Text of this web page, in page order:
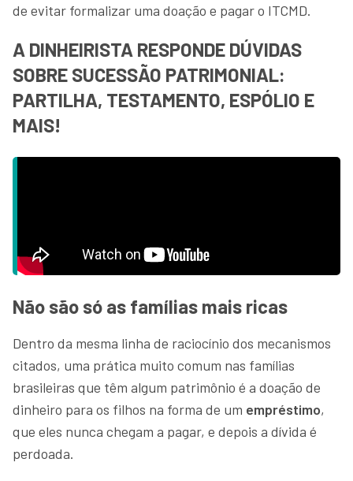
de evitar formalizar uma doação e pagar o ITCMD.
A DINHEIRISTA RESPONDE DÚVIDAS
SOBRE SUCESSÃO PATRIMONIAL:
PARTILHA, TESTAMENTO, ESPÓLIO E
MAIS!
Não são só as famílias mais ricas
Dentro da mesma linha de raciocínio dos mecanismos
citados, uma prática muito comum nas famílias
brasileiras que têm algum patrimônio é a doação de
dinheiro para os filhos na forma de um empréstimo,
que eles nunca chegam a pagar, e depois a dívida é
perdoada.